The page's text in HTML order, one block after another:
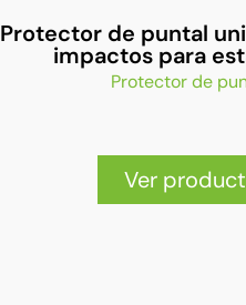
Protector de puntal
impactos para
Protector de
Ver